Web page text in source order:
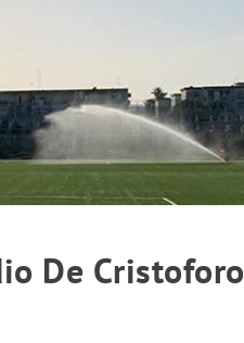
De Cristoforo